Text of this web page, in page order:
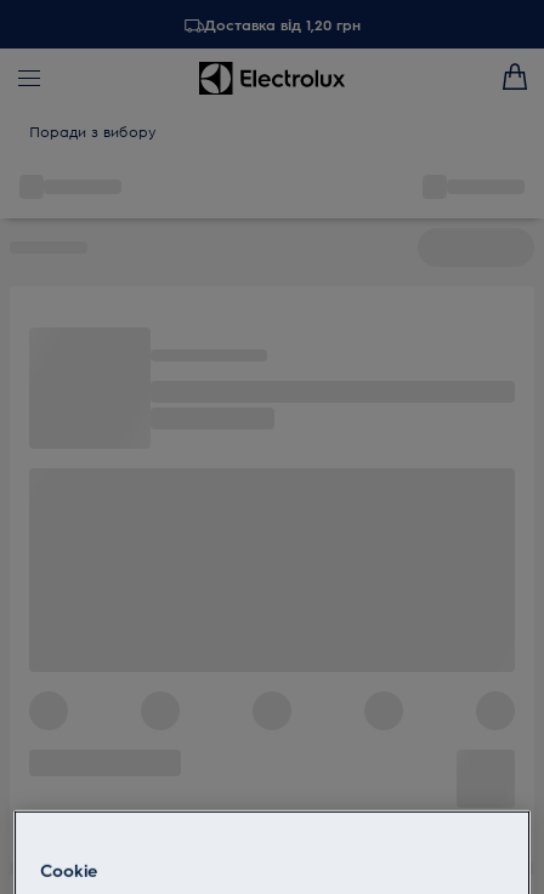
Доставка від 1,20 грн
Поради з вибору
Cookie